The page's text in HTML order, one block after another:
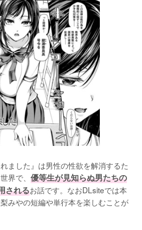
ました』は男性の性欲を解消するた
界で、 優等生が見知らぬ男たちの
されるお話です。なおDLsiteでは本
みやの短編や単行本を楽しむことが